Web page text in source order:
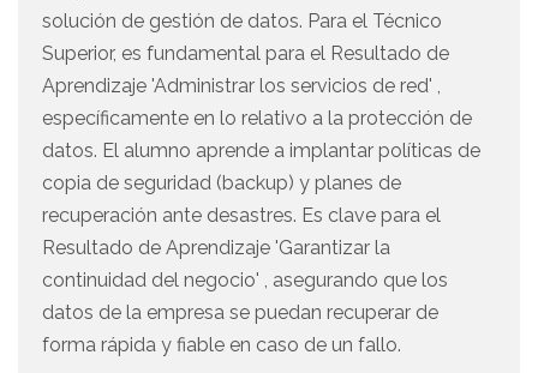
solución de gestión de datos. Para el Técnico
Superior, es fundamental para el Resultado de
Aprendizaje 'Administrar los servicios de red' ,
específicamente en lo relativo a la protección de
datos. El alumno aprende a implantar políticas de
copia de seguridad (backup) y planes de
recuperación ante desastres. Es clave para el
Resultado de Aprendizaje 'Garantizar la
continuidad del negocio' , asegurando que los
datos de la empresa se puedan recuperar de
forma rápida y fiable en caso de un fallo.